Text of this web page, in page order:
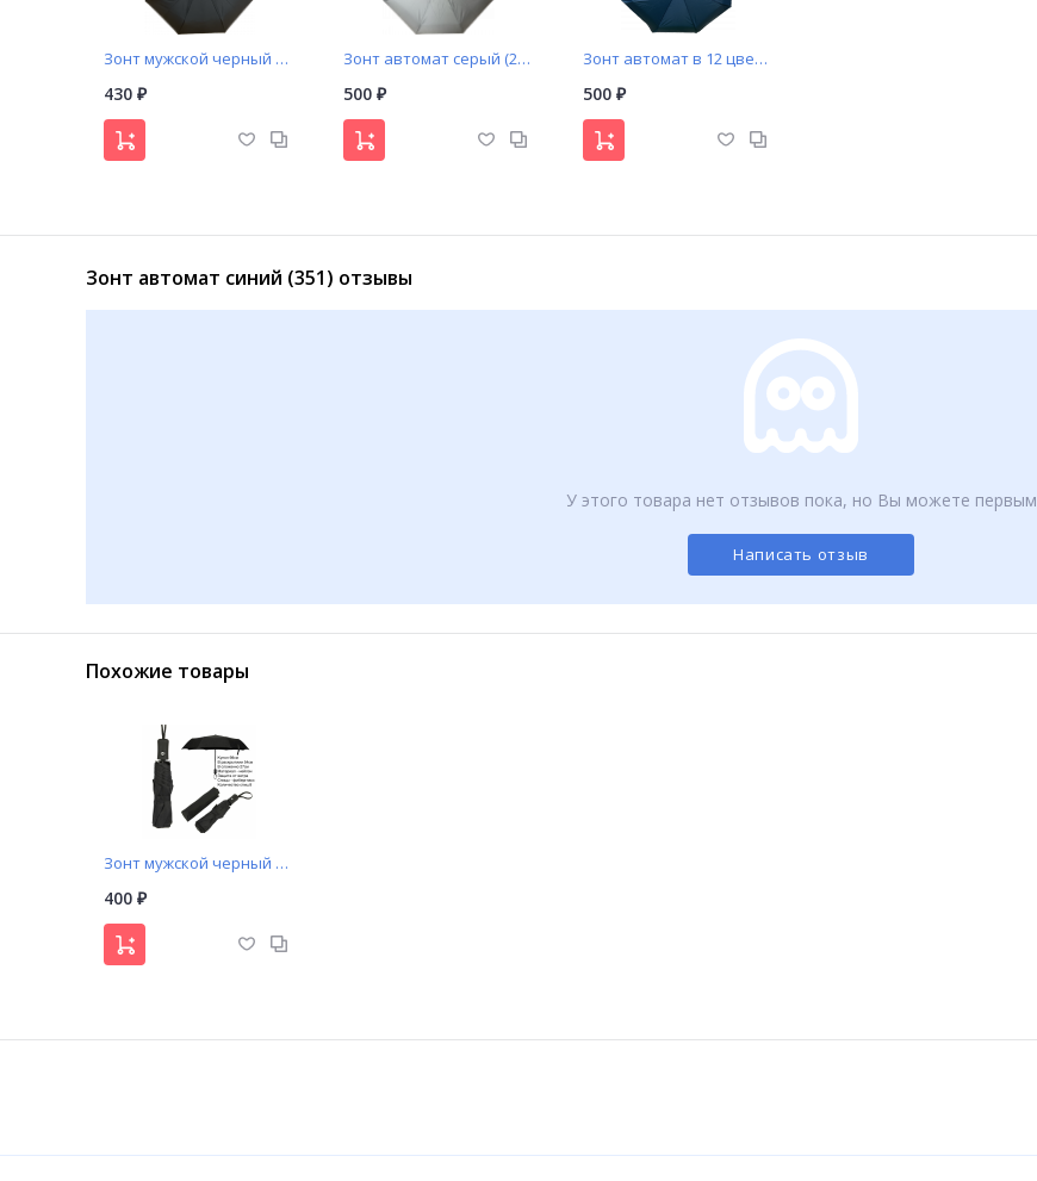
Зонт мужской черный автомат (703)
430 ₽
Зонт автомат серый (2403)
500 ₽
Зонт автомат в 12 цветах (JM101S)
500 ₽
Зонт автомат синий (351) отзывы
У этого товара нет отзывов пока, но Вы можете первым
Написать отзыв
Похожие товары
Зонт мужской черный полуавтомат (307)
400 ₽